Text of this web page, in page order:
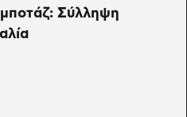
Σύλληψη